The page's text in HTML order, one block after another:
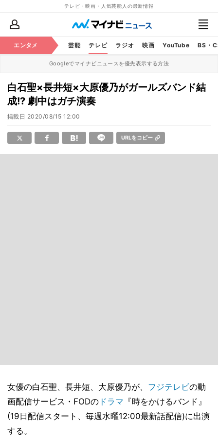
テレビ・映画・人気芸能人の最新情報
エンタメ 芸能 テレビ ラジオ 映画 YouTube BS・
Googleでマイナビニュースを優先表示する方法
白石聖×長井短×大原優乃がガールズバンド結
成!? 劇中はガチ演奏
掲載日 2020/08/15 12:00
URLをコピー
女優の白石聖、長井短、大原優乃が、 フジテレビの動
画配信サービス・FODの ドラマ 『時をかけるバンド』
(19日配信スタート、毎週水曜12:00最新話配信)に出演
する。